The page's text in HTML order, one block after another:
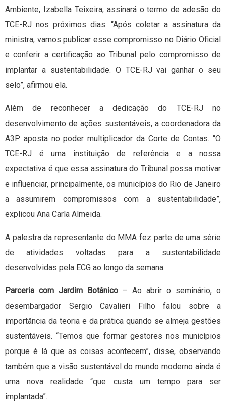
Ambiente, Izabella Teixeira, assinará o termo de adesão do
TCE-RJ nos próximos dias. “Após coletar a assinatura da
ministra, vamos publicar esse compromisso no Diário Oficial
e conferir a certificação ao Tribunal pelo compromisso de
implantar a sustentabilidade. O TCE-RJ vai ganhar o seu
selo”, afirmou ela.
Além de reconhecer a dedicação do TCE-RJ no
desenvolvimento de ações sustentáveis, a coordenadora da
A3P aposta no poder multiplicador da Corte de Contas. “O
TCE-RJ é uma instituição de referência e a nossa
expectativa é que essa assinatura do Tribunal possa motivar
e influenciar, principalmente, os municípios do Rio de Janeiro
a assumirem compromissos com a sustentabilidade”,
explicou Ana Carla Almeida.
A palestra da representante do MMA fez parte de uma série
de atividades voltadas para a sustentabilidade
desenvolvidas pela ECG ao longo da semana.
Parceria com Jardim Botânico – Ao abrir o seminário, o
desembargador Sergio Cavalieri Filho falou sobre a
importância da teoria e da prática quando se almeja gestões
sustentáveis. “Temos que formar gestores nos municípios
porque é lá que as coisas acontecem”, disse, observando
também que a visão sustentável do mundo moderno ainda é
uma nova realidade “que custa um tempo para ser
implantada”.